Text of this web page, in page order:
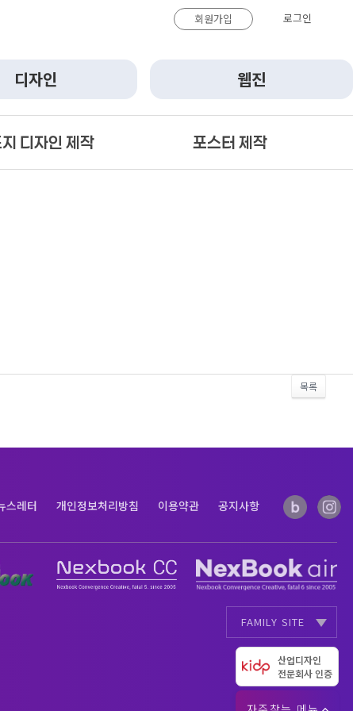
회원가입 로그인
디자인 웹진
산업디자인
전문회사 인증
디자인 제작 포스터 제작
목록
스레터 개인정보처리방침 이용약관 공지사항
FAMILY SITE
AI Data AI Full Data